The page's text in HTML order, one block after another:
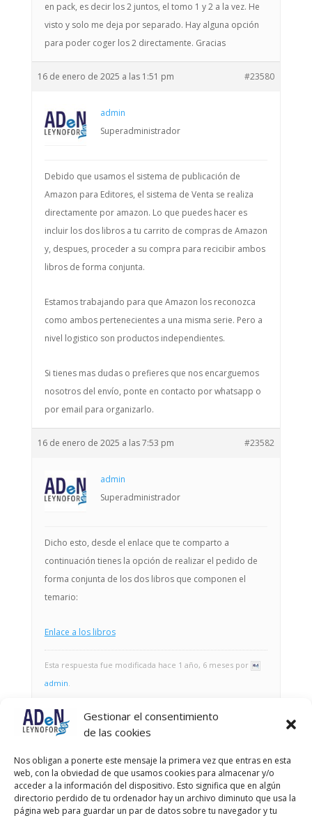
Gestionar el consentimiento
de las cookies
Nos obligan a ponerte este mensaje la primera vez que entras en esta
web, con la obviedad de que usamos cookies para almacenar y/o
acceder a la información del dispositivo. Esto significa que en algún
directorio perdido de tu ordenador hay un archivo diminuto que usa la
página web para guardar un par de datos sobre tu navegador y tu
en pack, es decir los 2 juntos, el tomo 1 y 2 a la vez. He
visto y solo me deja por separado. Hay alguna opción
para poder coger los 2 directamente. Gracias
16 de enero de 2025 a las 1:51 pm #23580
admin
Superadministrador
Debido que usamos el sistema de publicación de
Amazon para Editores, el sistema de Venta se realiza
directamente por amazon. Lo que puedes hacer es
incluir los dos libros a tu carrito de compras de Amazon
y, despues, proceder a su compra para recicibir ambos
libros de forma conjunta.
Estamos trabajando para que Amazon los reconozca
como ambos pertenecientes a una misma serie. Pero a
nivel logistico son productos independientes.
Si tienes mas dudas o prefieres que nos encarguemos
nosotros del envío, ponte en contacto por whatsapp o
por email para organizarlo.
16 de enero de 2025 a las 7:53 pm #23582
admin
Superadministrador
Dicho esto, desde el enlace que te comparto a
continuación tienes la opción de realizar el pedido de
forma conjunta de los dos libros que componen el
temario:
Enlace a los libros
Esta respuesta fue modificada hace 1 año, 6 meses por
admin.
Autor Entradas
Debes estar registrado para responder a este debate.